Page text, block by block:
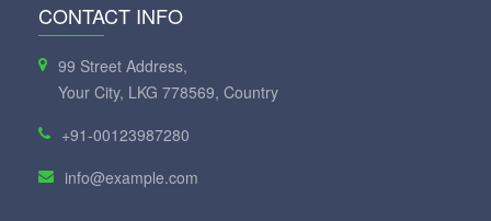
CONTACT INFO
99 Street Address,
Your City, LKG 778569, Country
+91-00123987280
info@example.com